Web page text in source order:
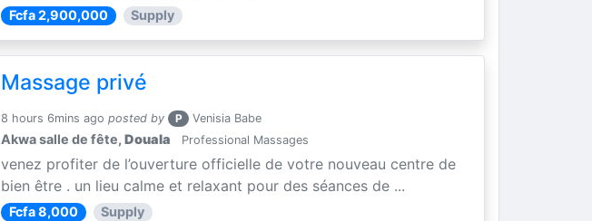
Fcfa 2,900,000 Supply
Massage privé
8 hours 6mins ago posted by P Venisia Babe
Akwa salle de fête,Douala Professional Massages
venez profiter de l’ouverture officielle de votre nouveau centre de
bien être . un lieu calme et relaxant pour des séances de ...
Fcfa 8,000 Supply